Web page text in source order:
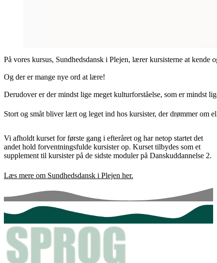
På vores kursus, Sundhedsdansk i Plejen, lærer kursisterne at
Og der er mange nye ord at lære!
Derudover er der mindst lige meget kulturforståelse, som er mindst
Stort og småt bliver lært og leget ind hos kursister, der drømmer om
Vi afholdt kurset for første gang i efteråret og har netop startet det
andet hold forventningsfulde kursister op. Kurset tilbydes som et
supplement til kursister på de sidste moduler på Danskuddannelse 2.
Læs mere om Sundhedsdansk i Plejen her.